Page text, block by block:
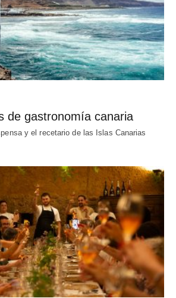
de gastronomía canaria
y el recetario de las Islas Canarias